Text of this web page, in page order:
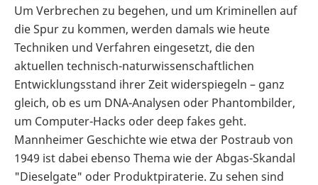
Um Verbrechen zu begehen, und um Kriminellen auf
die Spur zu kommen, werden damals wie heute
Techniken und Verfahren eingesetzt, die den
aktuellen technisch-naturwissenschaftlichen
Entwicklungsstand ihrer Zeit widerspiegeln – ganz
gleich, ob es um DNA-Analysen oder Phantombilder,
um Computer-Hacks oder deep fakes geht.
Mannheimer Geschichte wie etwa der Postraub von
1949 ist dabei ebenso Thema wie der Abgas-Skandal
"Dieselgate" oder Produktpiraterie. Zu sehen sind